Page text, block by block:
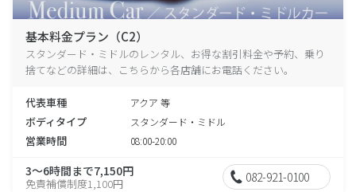
基本料金プラン（C2）
スタンダード・ミドルのレンタル、お得な割引料金や予約、乗り
捨てなどの詳細は、こちらから各店舗にお電話ください。
代表車種 アクア 等
ボディタイプ スタンダード・ミドル
営業時間 08:00-20:00
3～6時間まで7,150円
免責補償制度1,100円 082-921-0100